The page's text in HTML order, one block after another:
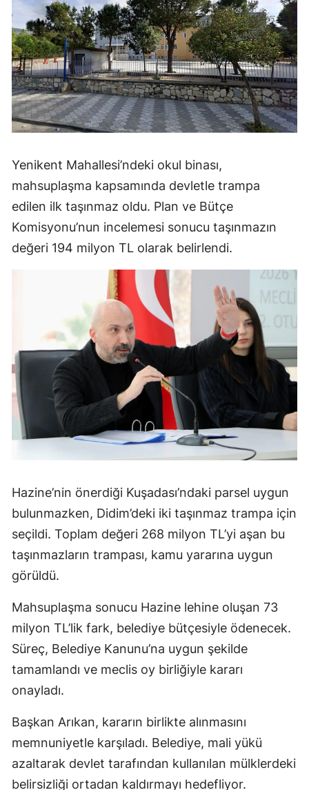
Yenikent Mahallesi’ndeki okul binası,
mahsuplaşma kapsamında devletle trampa
edilen ilk taşınmaz oldu. Plan ve Bütçe
Komisyonu’nun incelemesi sonucu taşınmazın
değeri 194 milyon TL olarak belirlendi.
Hazine’nin önerdiği Kuşadası’ndaki parsel uygun
bulunmazken, Didim’deki iki taşınmaz trampa için
seçildi. Toplam değeri 268 milyon TL’yi aşan bu
taşınmazların trampası, kamu yararına uygun
görüldü.
Mahsuplaşma sonucu Hazine lehine oluşan 73
milyon TL’lik fark, belediye bütçesiyle ödenecek.
Süreç, Belediye Kanunu’na uygun şekilde
tamamlandı ve meclis oy birliğiyle kararı
onayladı.
Başkan Arıkan, kararın birlikte alınmasını
memnuniyetle karşıladı. Belediye, mali yükü
azaltarak devlet tarafından kullanılan mülklerdeki
belirsizliği ortadan kaldırmayı hedefliyor.